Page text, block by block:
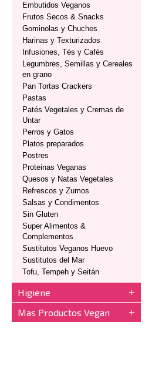
Embutidos Veganos
Frutos Secos & Snacks
Gominolas y Chuches
Harinas y Texturizados
Infusiones, Tés y Cafés
Legumbres, Semillas y Cereales
en grano
Pan Tortas Crackers
Pastas
Patés Vegetales y Cremas de
Untar
Perros y Gatos
Platos preparados
Postres
Proteinas Veganas
Quesos y Natas Vegetales
Refrescos y Zumos
Salsas y Condimentos
Sin Gluten
Super Alimentos &
Complementos
Sustitutos Veganos Huevo
Sustitutos del Mar
Tofu, Tempeh y Seitán
Higiene
Mas Productos Vegan